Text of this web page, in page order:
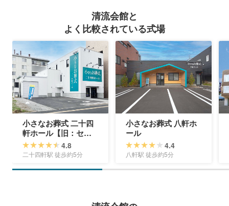
清流会館と
よく比較されている式場
小さなお葬式 二十四
軒ホール【旧：セレ
モニーハウス西区二
十四軒】
4.8
二十四軒駅 徒歩約5分
小さなお葬式 八軒ホ
ール
4.4
八軒駅 徒歩約5分